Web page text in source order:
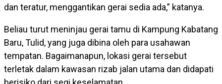
dan teratur, menggantikan gerai sedia ada,” katanya.
Beliau turut meninjau gerai tamu di Kampung Kabatang
Baru, Tulid, yang juga dibina oleh para usahawan
tempatan. Bagaimanapun, lokasi gerai tersebut
terletak dalam kawasan rizab jalan utama dan didapati